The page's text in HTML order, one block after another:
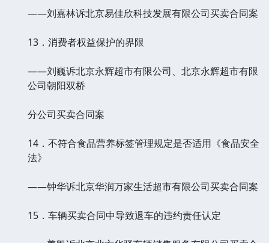
——刘嘉林诉北京易佳欣科技发展有限公司买卖合同案
13．消费者权益保护的界限
——刘巍诉北京永辉超市有限公司、北京永辉超市有限
公司朝阳双桥
分公司买卖合同案
14．不符合食品营养标签管理规定是否适用《食品安全
法》
——钟华诉北京华润万家生活超市有限公司买卖合同案
15．车辆买卖合同中导致退车的违约责任认定